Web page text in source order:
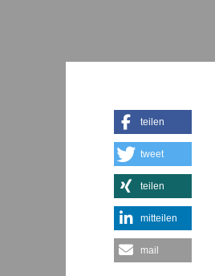
teilen
tweet
teilen
mitteilen
mail